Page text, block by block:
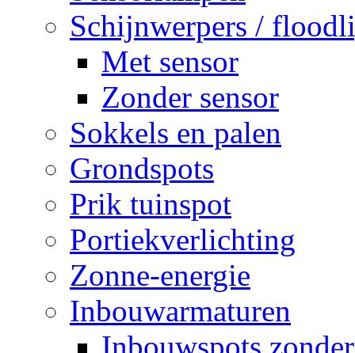
Schijnwerpers /
Met sensor
Zonder sensor
Sokkels en palen
Grondspots
Prik tuinspot
Portiekverlichting
Zonne-energie
Inbouwarmaturen
Inbouwspots